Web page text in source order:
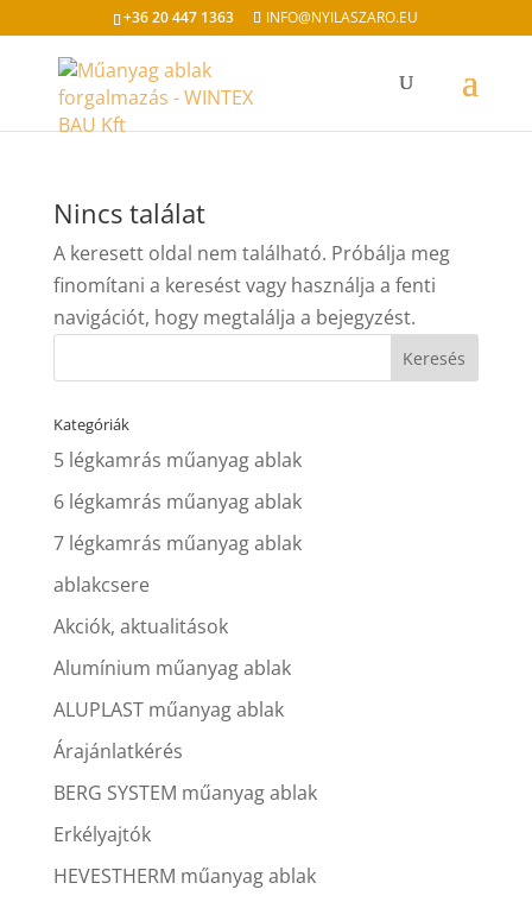
+36 20 447 1363 INFO@NYILASZARO.EU
Nincs találat
A keresett oldal nem található. Próbálja meg
finomítani a keresést vagy használja a fenti
navigációt, hogy megtalálja a bejegyzést.
Kategóriák
5 légkamrás műanyag ablak
6 légkamrás műanyag ablak
7 légkamrás műanyag ablak
ablakcsere
Akciók, aktualitások
Alumínium műanyag ablak
ALUPLAST műanyag ablak
Árajánlatkérés
BERG SYSTEM műanyag ablak
Erkélyajtók
HEVESTHERM műanyag ablak